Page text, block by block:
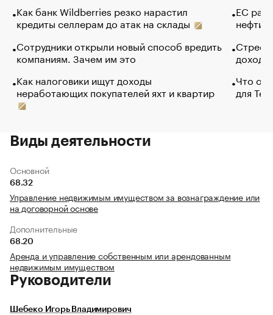
Как банк Wildberries резко нарастил
кредиты селлерам до атак на склады
Сотрудники открыли новый способ вредить
компаниям. Зачем им это
Как налоговики ищут доходы
неработающих покупателей яхт и квартир
ЕС
нефти
Что
для
Виды деятельности
Основной
68.32
Управление недвижимым имуществом за вознаграждение или
на договорной основе
Дополнительные
68.20
Аренда и управление собственным или арендованным
недвижимым имуществом
Руководители
Шебеко Игорь Владимирович